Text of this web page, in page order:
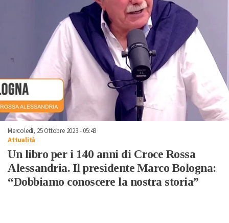
Mercoledì, 25 Ottobre 2023 - 05:43
Attualità
Un libro per i 140 anni di Croce Rossa
Alessandria. Il presidente Marco Bologna:
“Dobbiamo conoscere la nostra storia”